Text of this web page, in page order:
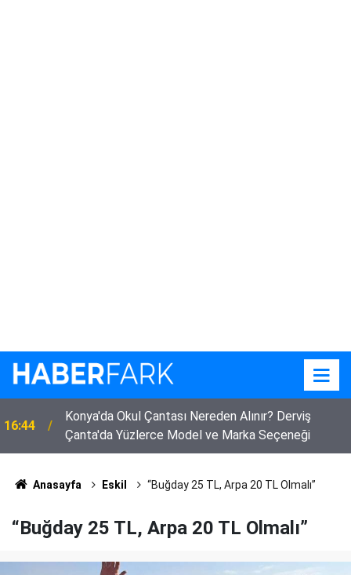
16:44
Konya'da Okul Çantası Nereden Alınır? Derviş
Çanta'da Yüzlerce Model ve Marka Seçeneği
Anasayfa Eskil “Buğday 25 TL, Arpa 20 TL Olmalı”
“Buğday 25 TL, Arpa 20 TL Olmalı”